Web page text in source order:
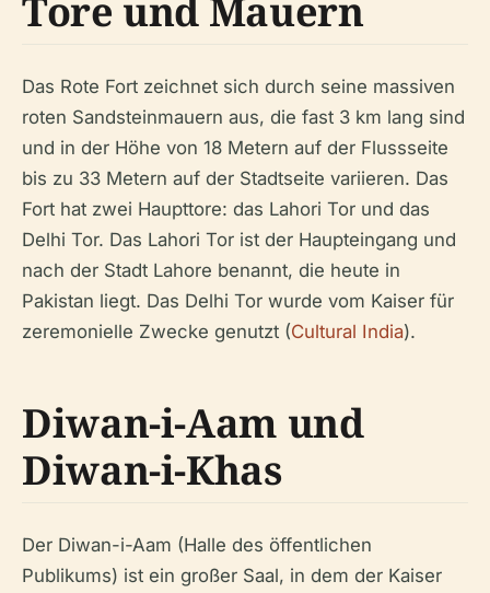
Tore und Mauern
Das Rote Fort zeichnet sich durch seine massiven
roten Sandsteinmauern aus, die fast 3 km lang sind
und in der Höhe von 18 Metern auf der Flussseite
bis zu 33 Metern auf der Stadtseite variieren. Das
Fort hat zwei Haupttore: das Lahori Tor und das
Delhi Tor. Das Lahori Tor ist der Haupteingang und
nach der Stadt Lahore benannt, die heute in
Pakistan liegt. Das Delhi Tor wurde vom Kaiser für
zeremonielle Zwecke genutzt (Cultural India).
Diwan-i-Aam und
Diwan-i-Khas
Der Diwan-i-Aam (Halle des öffentlichen
Publikums) ist ein großer Saal, in dem der Kaiser